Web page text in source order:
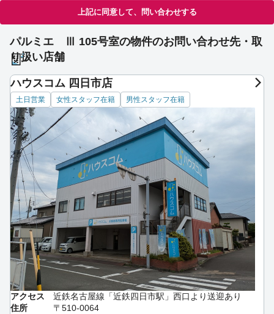
上記に同意して、問い合わせする
パルミエ Ⅲ 105号室の物件のお問い合わせ先・取
り扱い店舗
ハウスコム 四日市店
土日営業 女性スタッフ在籍 男性スタッフ在籍
アクセス
近鉄名古屋線「近鉄四日市駅」西口より送迎あり
住所
〒510-0064